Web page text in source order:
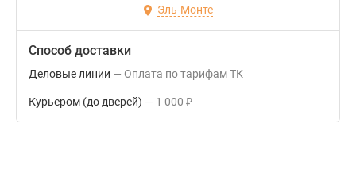
Эль-Монте
Способ доставки
Деловые линии Оплата по тарифам ТК
Курьером (до дверей) 1 000 ₽